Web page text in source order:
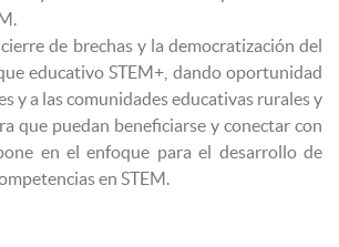
de brechas y la democratización del
educativo STEM+, dando oportunidad
y a las comunidades educativas rurales y
que puedan beneficiarse y conectar con
en el enfoque para el desarrollo de
en STEM.